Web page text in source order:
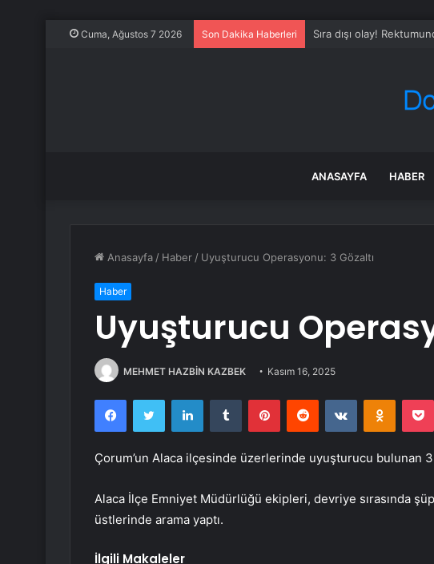
Cuma, Ağustos 7 2026 Son Dakika Haberleri Sıra dışı olay!
ANASAYFA HABER
Anasayfa / Haber / Uyuşturucu Operasyonu: 3 Gözaltı
Haber
Uyuşturucu
MEHMET HAZBİN KAZBEK Kasım 16, 2025
FacebookTwitter LinkedInTumblr PinterestReddit VKontakte
Çorum’un Alaca ilçesinde üzerlerinde uyuşturucu bulunan 3
Alaca İlçe Emniyet Müdürlüğü ekipleri, devriye sırasında
üstlerinde arama yaptı.
İlgili Makaleler